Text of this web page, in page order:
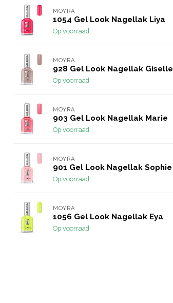
MOYRA
1054 Gel Look Nagellak Liya
Op voorraad
MOYRA
928 Gel Look Nagellak Giselle
Op voorraad
MOYRA
903 Gel Look Nagellak Marie
Op voorraad
MOYRA
901 Gel Look Nagellak Sophie
Op voorraad
MOYRA
1056 Gel Look Nagellak Eya
Op voorraad